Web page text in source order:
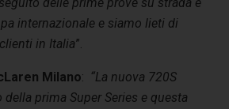
internazionale e siamo lieti di
in Italia”.
Milano: “La nuova 720S
prima Super Series e questa